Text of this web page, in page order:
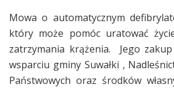
Mowa o automatycznym
który może pomóc uratować
zatrzymania krążenia. Jego
wsparciu gminy Suwałki ,
Państwowych oraz środków